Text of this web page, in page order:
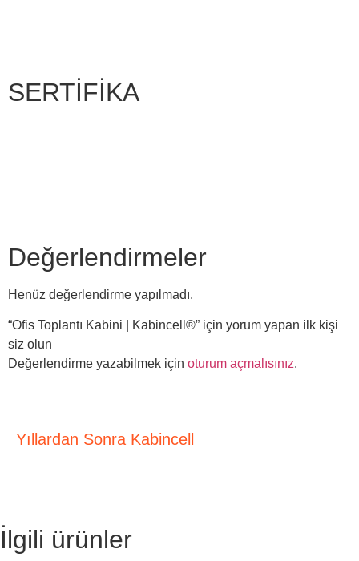
SERTİFİKA
Değerlendirmeler
Henüz değerlendirme yapılmadı.
“Ofis Toplantı Kabini | Kabincell®” için yorum yapan ilk kişi
siz olun
Değerlendirme yazabilmek için oturum açmalısınız.
Yıllardan Sonra Kabincell
İlgili ürünler